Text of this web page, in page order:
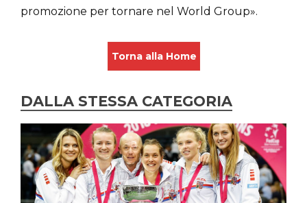
promozione per tornare nel World Group».
Torna alla Home
DALLA STESSA CATEGORIA